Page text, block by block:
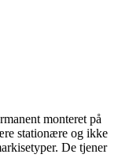
monteret på
stationære og ikke
De tjener